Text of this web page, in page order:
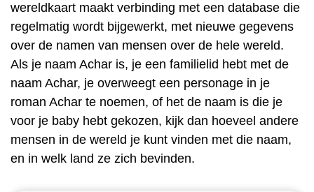
wereldkaart maakt verbinding met een database die
regelmatig wordt bijgewerkt, met nieuwe gegevens
over de namen van mensen over de hele wereld.
Als je naam Achar is, je een familielid hebt met de
naam Achar, je overweegt een personage in je
roman Achar te noemen, of het de naam is die je
voor je baby hebt gekozen, kijk dan hoeveel andere
mensen in de wereld je kunt vinden met die naam,
en in welk land ze zich bevinden.